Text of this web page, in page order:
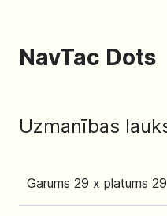
NavTac Dots
Uzmanības
Garums 29 x platums